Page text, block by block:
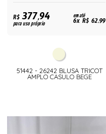
R$377,94
para uso próprio
em até
6x R$ 62,99
51442 - 26242 BLUSA TRICOT
AMPLO CASULO BEGE